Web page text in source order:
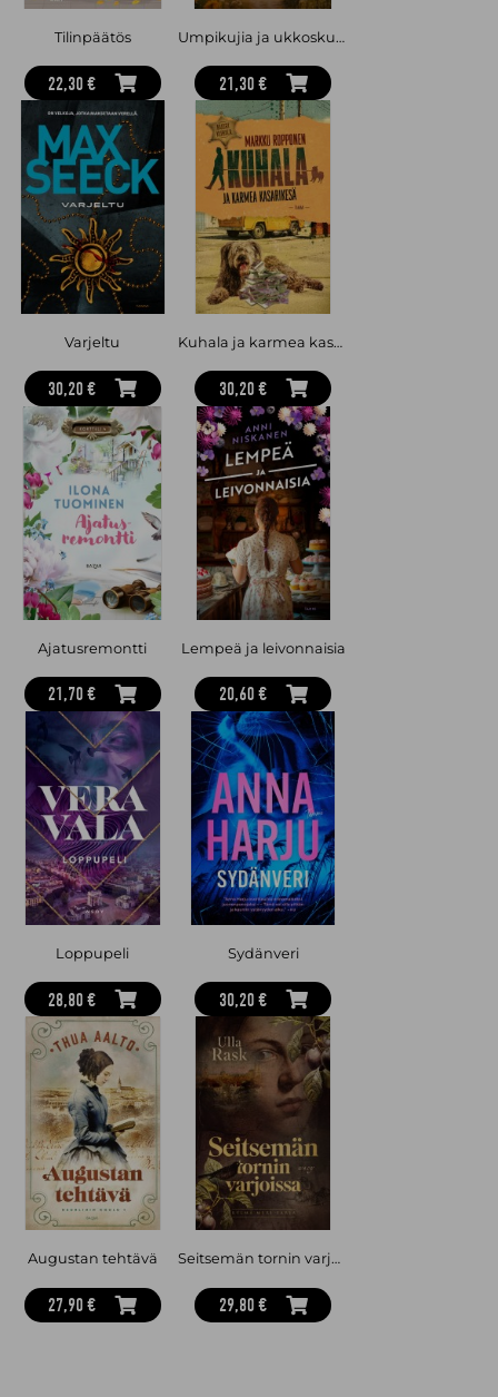
Tilinpäätös
22,30 €
Umpikujia ja ukkoskuuroja
21,30 €
Varjeltu
30,20 €
Kuhala ja karmea kasarikesä
30,20 €
Ajatusremontti
21,70 €
Lempeä ja leivonnaisia
20,60 €
Loppupeli
28,80 €
Sydänveri
30,20 €
Augustan tehtävä
27,90 €
Seitsemän tornin varjoissa
29,80 €